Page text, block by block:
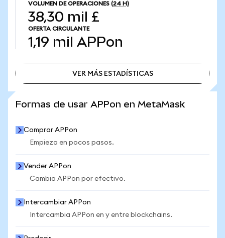
VOLUMEN DE OPERACIONES (24 H)
38,30 mil £
OFERTA CIRCULANTE
1,19 mil APPon
VER MÁS ESTADÍSTICAS
Formas de usar APPon en MetaMask
Comprar APPon
Empieza en pocos pasos.
Vender APPon
Cambia APPon por efectivo.
Intercambiar APPon
Intercambia APPon en y entre blockchains.